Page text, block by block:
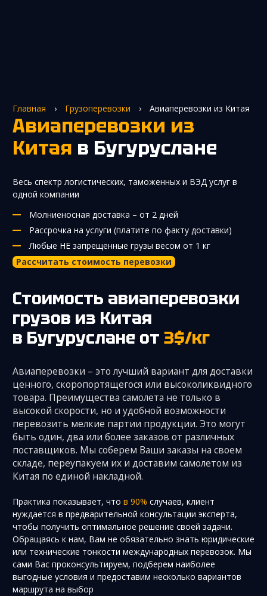
Главная › Грузоперевозки › Авиаперевозки из Китая
Авиаперевозки из
Китая в Бугуруслане
Весь спектр логистических, таможенных и ВЭД услуг в
одной компании
Молниеносная доставка – от 2 дней
Рассрочка на услуги (платите по факту доставки)
Любые НЕ запрещенные грузы весом от 1 кг
Рассчитать стоимость перевозки
Стоимость авиаперевозки
грузов из Китая
в Бугуруслане от 3$/кг
Авиаперевозки – это лучший вариант для доставки
ценного, скоропортящегося или высоколиквидного
товара. Преимущества самолета не только в
высокой скорости, но и удобной возможности
перевозить мелкие партии продукции. Это могут
быть один, два или более заказов от различных
поставщиков. Мы соберем Ваши заказы на своем
складе, переупакуем их и доставим самолетом из
Китая по единой накладной.
Практика показывает, что в 90% случаев, клиент
нуждается в предварительной консультации эксперта,
чтобы получить оптимальное решение своей задачи.
Обращаясь к нам, Вам не обязательно знать юридические
или технические тонкости международных перевозок. Мы
сами Вас проконсультируем, подберем наиболее
выгодные условия и предоставим несколько вариантов
маршрута на выбор